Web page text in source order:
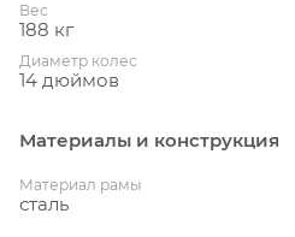
Вес
188 кг
Диаметр колес
14 дюймов
Материалы и конструкция
Материал рамы
сталь